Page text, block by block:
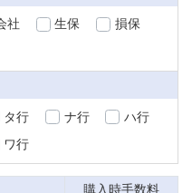
社 生保 損保
タ行 ナ行 ハ行
ワ行
購入時手数料